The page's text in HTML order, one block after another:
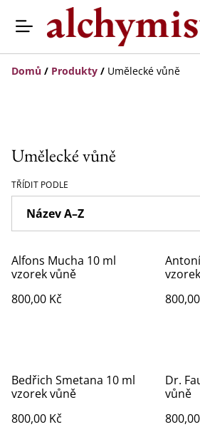
Domů / Produkty / Umělecké vůně
Umělecké vůně
TŘÍDIT PODLE
Alfons Mucha 10 ml
vzorek vůně
800,00 Kč
Bedřich Smetana 10 ml
vzorek vůně
800,00 Kč
Dr.
vůně